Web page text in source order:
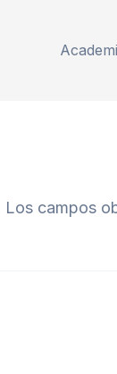
Los campos